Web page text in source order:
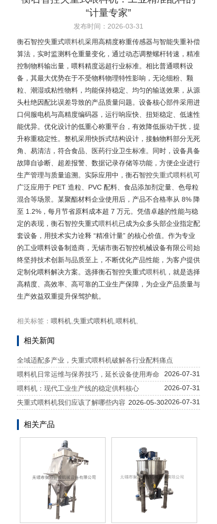
“计量专家”
发布时间：2026-03-31
衡石智控失重式喂料机采用高精度称重传感器与智能失重补偿
算法，实时监测料仓重量变化，通过动态调整螺杆转速，精准
控制物料输出量，喂料精度远超行业标准。相比普通喂料设
备，其最大优势在于不受物料物理特性影响，无论细粉、颗
粒、潮湿或粘性物料，均能保持稳定、均匀的输送效果，从源
头杜绝因配比误差导致的产品质量问题。设备核心部件采用进
口伺服电机与高精度编码器，运行响应快、扭矩稳定、低速性
能优异。优化设计的低重心称重平台，有效降低振动干扰，提
升称重稳定性。整机采用快拆式结构设计，接触物料部分无死
角、易清洁，符合食品、医药行业卫生标准。同时，设备具备
故障自诊断、超差报警、数据记录存储等功能，方便企业进行
生产管理与质量追溯。实际应用中，衡石智控失重式喂料机可
广泛应用于 PET 造粒、PVC 配料、食品添加剂定量、色母粒
混合等场景。某聚酯材料企业使用后，产品不合格率从 8% 降
至 1.2%，每月节省原料成本超 7 万元。凭借卓越的性能与稳
定的表现，衡石智控失重式喂料机已成为众多头部企业指定配
套设备，用技术实力诠释 “精准计量” 的核心价值。作为专业
的工业喂料设备制造商，无锡市衡石智控机械设备有限公司始
终坚持技术创新与品质至上，不断优化产品性能，为客户提供
定制化喂料解决方案。选择衡石智控失重式喂料机 ，就是选择
高精度、高效率、高可靠的工业生产保障，为企业产品质量与
生产效益双重提升保驾护航。
相关标签： 喂料机 失重式喂料机 喂料机
相关新闻
全域适配多产业，失重式喂料机破解各行业配料痛点
2026-07-31
喂料机日常运维与保养技巧，延长设备使用寿命
2026-07-31
喂料机：现代工业生产线的稳定供料核心
2026-07-31
失重式喂料机我们应该了解哪些内容 2026-05-30
相关产品